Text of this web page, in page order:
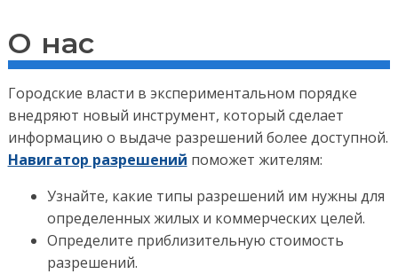
О нас
Городские власти в экспериментальном порядке
внедряют новый инструмент, который сделает
информацию о выдаче разрешений более доступной.
Навигатор разрешений поможет жителям:
Узнайте, какие типы разрешений им нужны для
определенных жилых и коммерческих целей.
Определите приблизительную стоимость
разрешений.